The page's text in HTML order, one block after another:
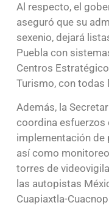
Al respecto, el
aseguró que su
sexenio, dejará
Puebla con
Centros
Turismo, con todas
Además, la
coordina esfuerzos
implementación de
así como
torres de
las autopistas
Cuapiaxtla-